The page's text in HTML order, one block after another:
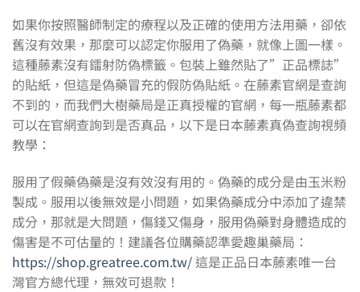
如果你按照醫師制定的療程以及正確的使用方法用藥，卻依
舊沒有效果，那麼可以認定你服用了偽藥，就像上圖一樣。
這種藤素沒有鐳射防偽標籤。包裝上雖然貼了”正品標誌”
的貼紙，但這是偽藥冒充的假防偽貼紙。在藤素官網是查詢
不到的，而我們大樹藥局是正真授權的官網，每一瓶藤素都
可以在官網查詢到是否真品，以下是日本藤素真偽查詢視頻
教學：
服用了假藥偽藥是沒有效沒有用的。偽藥的成分是由玉米粉
製成。服用以後無效是小問題，如果偽藥成分中添加了違禁
成分，那就是大問題，傷錢又傷身，服用偽藥對身體造成的
傷害是不可估量的！建議各位購藥認準愛趣巢藥局：
https://shop.greatree.com.tw/這是正品日本藤素唯一台
灣官方總代理，無效可退款！